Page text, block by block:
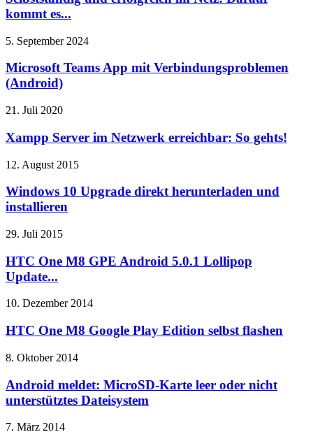
kommt es...
5. September 2024
Microsoft Teams App mit Verbindungsproblemen
(Android)
21. Juli 2020
Xampp Server im Netzwerk erreichbar: So gehts!
12. August 2015
Windows 10 Upgrade direkt herunterladen und
installieren
29. Juli 2015
HTC One M8 GPE Android 5.0.1 Lollipop
Update...
10. Dezember 2014
HTC One M8 Google Play Edition selbst flashen
8. Oktober 2014
Android meldet: MicroSD-Karte leer oder nicht
unterstütztes Dateisystem
7. März 2014